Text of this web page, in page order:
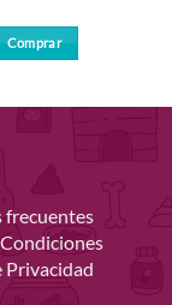
Comprar
frecuentes
Privacidad